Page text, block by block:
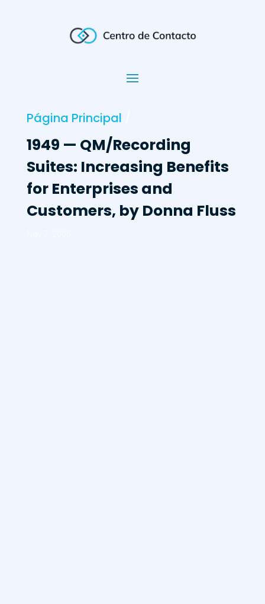
Página Principal
1949 — QM/Recording
Suites: Increasing Benefits
for Enterprises and
Customers, by Donna Fluss